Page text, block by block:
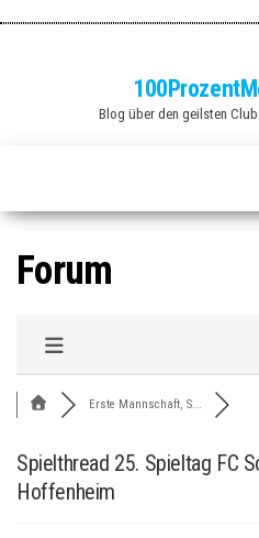
Blog über den geilsten
Forum
Erste Mannschaft, S...
Spielthread 25. Spieltag FC
Hoffenheim